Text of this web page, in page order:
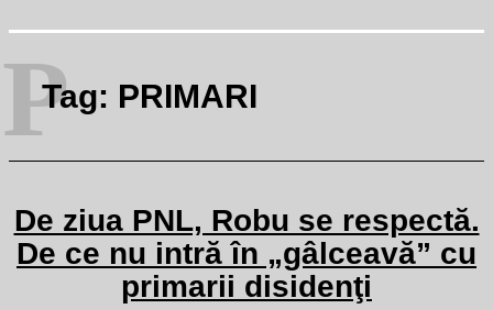
Tag: PRIMARI
P
De ziua PNL, Robu se respectă.
De ce nu intră în „gâlceavă” cu
primarii disidenţi